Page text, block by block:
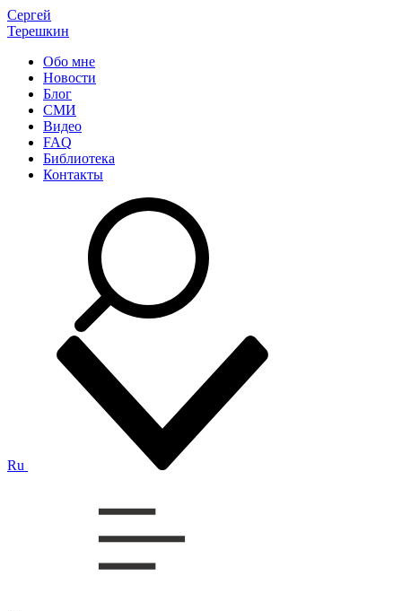
Сергей
Терешкин
Обо мне
Новости
Блог
СМИ
Видео
FAQ
Библиотека
Контакты
Ru